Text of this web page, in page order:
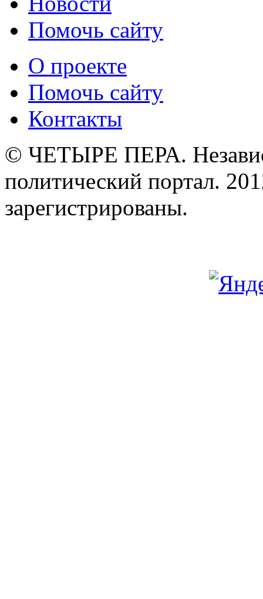
Помочь сайту
О проекте
Помочь сайту
Контакты
© ЧЕТЫРЕ ПЕРА.
политический портал.
зарегистрированы.